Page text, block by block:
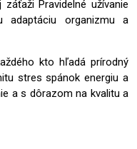
Pravidelné užívanie
adaptáciu organizmu a
kto hľadá prírodný
stres spánok energiu a
a s dôrazom na kvalitu a